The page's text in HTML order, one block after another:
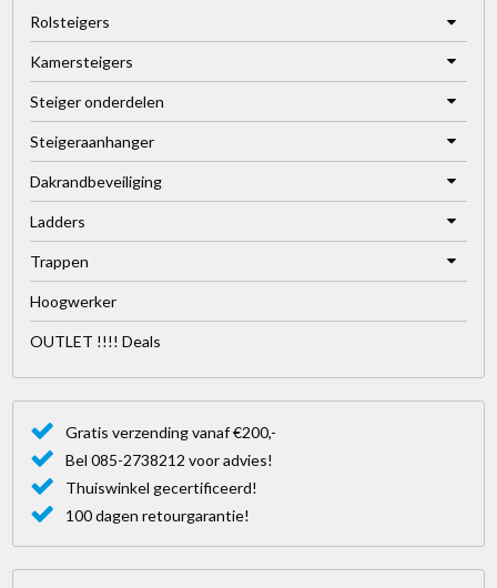
Rolsteigers
Kamersteigers
Steiger onderdelen
Steigeraanhanger
Dakrandbeveiliging
Ladders
Trappen
Hoogwerker
OUTLET !!!! Deals
Gratis verzending vanaf €200,-
Bel 085-2738212 voor advies!
Thuiswinkel gecertificeerd!
100 dagen retourgarantie!